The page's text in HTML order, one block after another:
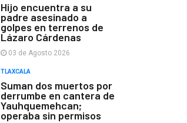
Hijo encuentra a su
padre asesinado a
golpes en terrenos de
Lázaro Cárdenas
03 de Agosto 2026
TLAXCALA
Suman dos muertos por
derrumbe en cantera de
Yauhquemehcan;
operaba sin permisos